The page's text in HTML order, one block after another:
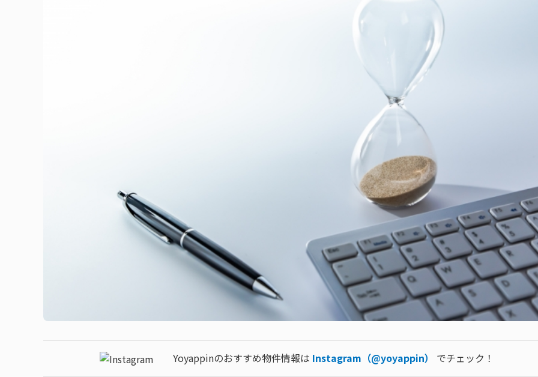
Yoyappinのおすすめ物件情報は Instagram（@yoyappin） でチェック！